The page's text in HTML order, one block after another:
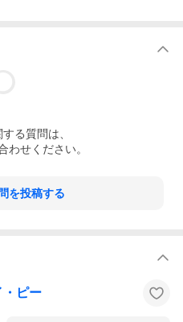
る質問は、
わせください。
を投稿する
・ピー